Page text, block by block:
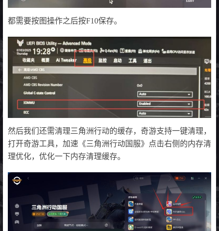
都需要按图操作之后按F10保存。
然后我们还需清理三角洲行动的缓存，奇游支持一键清理，
打开奇游工具，加速《三角洲行动国服》点击右侧的内存清
理优化，优化一下内存清理缓存。